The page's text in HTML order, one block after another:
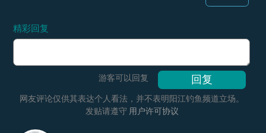
精彩回复
游客可以回复
网友评论仅供其表达个人看法，并不表明阳江钓鱼频道立场。
发贴请遵守 用户许可协议